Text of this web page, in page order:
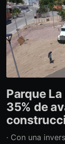
Parque
35% de
· Con una